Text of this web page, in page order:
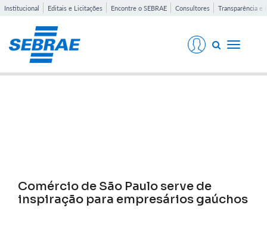
Institucional Editais e Licitações Encontre o SEBRAE Consultores Transparência e
Toggle
Comércio de São Paulo serve de
inspiração para empresários gaúchos